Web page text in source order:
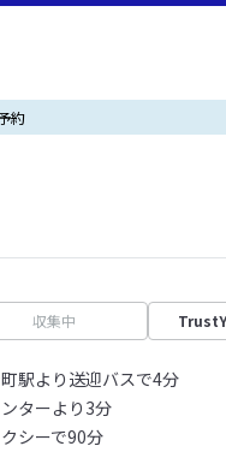
約
収集中
駅より送迎バスで4分
ターより3分
シーで90分